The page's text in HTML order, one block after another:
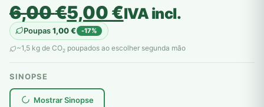
6,00€
O
preço
original
era:
6,00 €.
5,00€
O
preço
atual
é:
5,00 €.
IVA incl.
Poupas1,00€ -17%
~1,5 kg de CO2 poupados ao escolher segunda mão
SINOPSE
Mostrar Sinopse
plantar árvores reais